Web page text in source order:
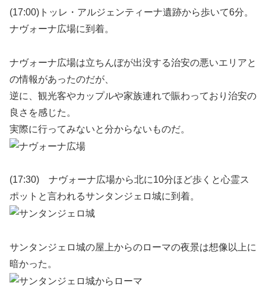
(17:00)トッレ・アルジェンティーナ遺跡から歩いて6分。
ナヴォーナ広場に到着。
ナヴォーナ広場は立ちんぼが出没する治安の悪いエリアと
の情報があったのだが、
逆に、観光客やカップルや家族連れで賑わっており治安の
良さを感じた。
実際に行ってみないと分からないものだ。
(17:30) ナヴォーナ広場から北に10分ほど歩くと心霊ス
ポットと言われるサンタンジェロ城に到着。
サンタンジェロ城の屋上からのローマの夜景は想像以上に
暗かった。